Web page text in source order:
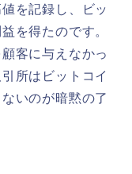
を記録し、ビッ
を得たのです。
客に与えなかっ
所はビットコイ
いのが暗黙の了